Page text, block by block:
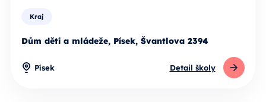
Kraj
Dům dětí a mládeže, Písek, Švantlova 2394
Písek Detail školy